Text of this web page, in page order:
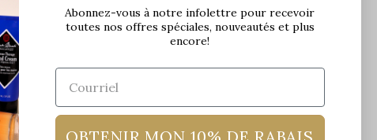
Lundi: 9h - 17h
Mardi: 9h - 17h
Mercredi: 9h - 18h
Jeudi: 9h - 21h
Samedi: 9h à 17h
Abonnez-vous à notre infolettre pour recevoir
toutes nos offres spéciales, nouveautés et plus
encore!